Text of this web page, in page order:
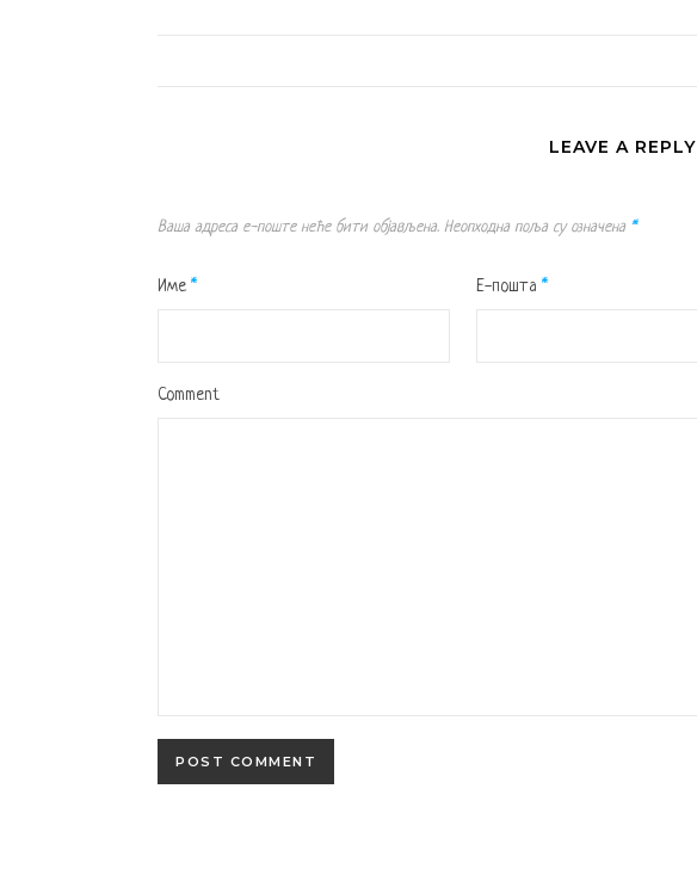
LEAVE A REPLY
Ваша адреса е-поште неће бити објављена. Неопходна поља су означена *
Име * Е-пошта *
Comment